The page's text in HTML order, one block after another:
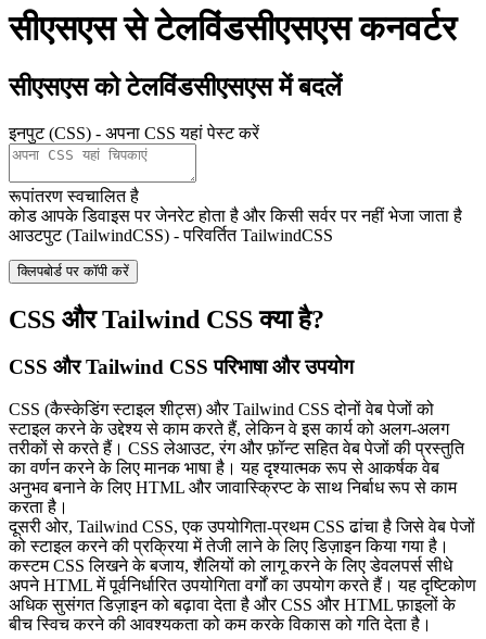
सीएसएस से टेलविंडसीएसएस कनवर्टर
सीएसएस को टेलविंडसीएसएस में बदलें
इनपुट (CSS) - अपना CSS यहां पेस्ट करें
रूपांतरण स्वचालित है
कोड आपके डिवाइस पर जेनरेट होता है और किसी सर्वर पर नहीं भेजा जाता है
आउटपुट (TailwindCSS) - परिवर्तित TailwindCSS
क्लिपबोर्ड पर कॉपी करें
CSS और Tailwind CSS क्या है?
CSS और Tailwind CSS परिभाषा और उपयोग
CSS (कैस्केडिंग स्टाइल शीट्स) और Tailwind CSS दोनों वेब पेजों को
स्टाइल करने के उद्देश्य से काम करते हैं, लेकिन वे इस कार्य को अलग-अलग
तरीकों से करते हैं। CSS लेआउट, रंग और फ़ॉन्ट सहित वेब पेजों की प्रस्तुति
का वर्णन करने के लिए मानक भाषा है। यह दृश्यात्मक रूप से आकर्षक वेब
अनुभव बनाने के लिए HTML और जावास्क्रिप्ट के साथ निर्बाध रूप से काम
करता है।
दूसरी ओर, Tailwind CSS, एक उपयोगिता-प्रथम CSS ढांचा है जिसे वेब पेजों
को स्टाइल करने की प्रक्रिया में तेजी लाने के लिए डिज़ाइन किया गया है।
कस्टम CSS लिखने के बजाय, शैलियों को लागू करने के लिए डेवलपर्स सीधे
अपने HTML में पूर्वनिर्धारित उपयोगिता वर्गों का उपयोग करते हैं। यह दृष्टिकोण
अधिक सुसंगत डिज़ाइन को बढ़ावा देता है और CSS और HTML फ़ाइलों के
बीच स्विच करने की आवश्यकता को कम करके विकास को गति देता है।